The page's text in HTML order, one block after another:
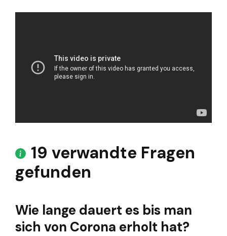
19 verwandte Fragen
gefunden
Wie lange dauert es bis man
sich von Corona erholt hat?